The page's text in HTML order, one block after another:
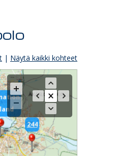
| Näytä kaikki kohteet
244